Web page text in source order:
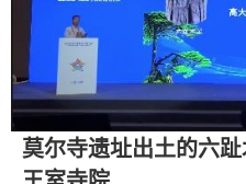
莫尔寺遗址出土的六